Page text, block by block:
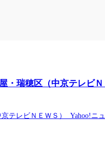
・瑞穂区（中京テレビ
テレビＮＥＷＳ） Yahoo!ニ